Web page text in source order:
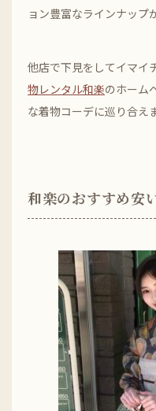
ョン豊富なラインナップ
他店で下見をしてイマイ
物レンタル和楽のホーム
な着物コーデに巡り合え
和楽のおすすめ安